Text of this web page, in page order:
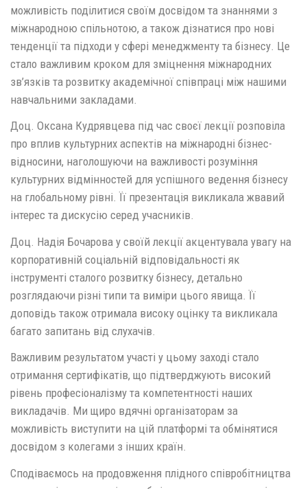
можливість поділитися своїм досвідом та знаннями з
міжнародною спільнотою, а також дізнатися про нові
тенденції та підходи у сфері менеджменту та бізнесу. Це
стало важливим кроком для зміцнення міжнародних
зв’язків та розвитку академічної співпраці між нашими
навчальними закладами.
Доц. Оксана Кудрявцева під час своєї лекції розповіла
про вплив культурних аспектів на міжнародні бізнес-
відносини, наголошуючи на важливості розуміння
культурних відмінностей для успішного ведення бізнесу
на глобальному рівні. Її презентація викликала жвавий
інтерес та дискусію серед учасників.
Доц. Надія Бочарова у своїй лекції акцентувала увагу на
корпоративній соціальній відповідальності як
інструменті сталого розвитку бізнесу, детально
розглядаючи різні типи та виміри цього явища. Її
доповідь також отримала високу оцінку та викликала
багато запитань від слухачів.
Важливим результатом участі у цьому заході стало
отримання сертифікатів, що підтверджують високий
рівень професіоналізму та компетентності наших
викладачів. Ми щиро вдячні організаторам за
можливість виступити на цій платформі та обмінятися
досвідом з колегами з інших країн.
Сподіваємось на продовження плідного співробітництва